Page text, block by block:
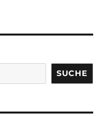
SUCHE